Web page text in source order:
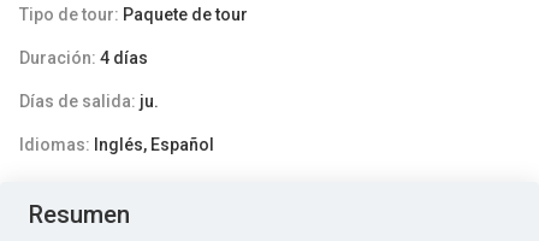
Tipo de tour: Paquete de tour
Duración: 4 días
Días de salida: ju.
Idiomas: Inglés, Español
Resumen